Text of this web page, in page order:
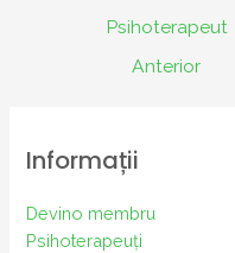
Psihoterapeut
Anterior
Informații
Devino membru
Psihoterapeuți